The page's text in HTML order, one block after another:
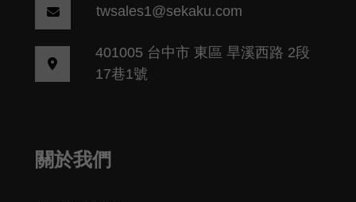
twsales1@sekaku.com
401005 台中市 東區 旱溪西路 2段
17巷1號
關於我們